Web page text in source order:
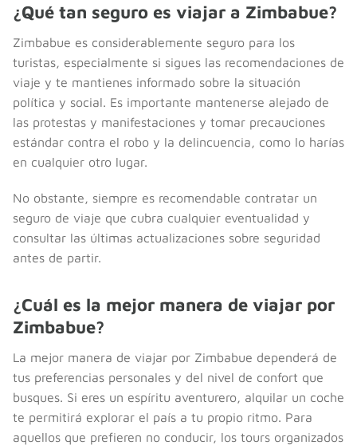
¿Qué tan seguro es viajar a Zimbabue?
Zimbabue es considerablemente seguro para los
turistas, especialmente si sigues las recomendaciones de
viaje y te mantienes informado sobre la situación
política y social. Es importante mantenerse alejado de
las protestas y manifestaciones y tomar precauciones
estándar contra el robo y la delincuencia, como lo harías
en cualquier otro lugar.
No obstante, siempre es recomendable contratar un
seguro de viaje que cubra cualquier eventualidad y
consultar las últimas actualizaciones sobre seguridad
antes de partir.
¿Cuál es la mejor manera de viajar por
Zimbabue?
La mejor manera de viajar por Zimbabue dependerá de
tus preferencias personales y del nivel de confort que
busques. Si eres un espíritu aventurero, alquilar un coche
te permitirá explorar el país a tu propio ritmo. Para
aquellos que prefieren no conducir, los tours organizados